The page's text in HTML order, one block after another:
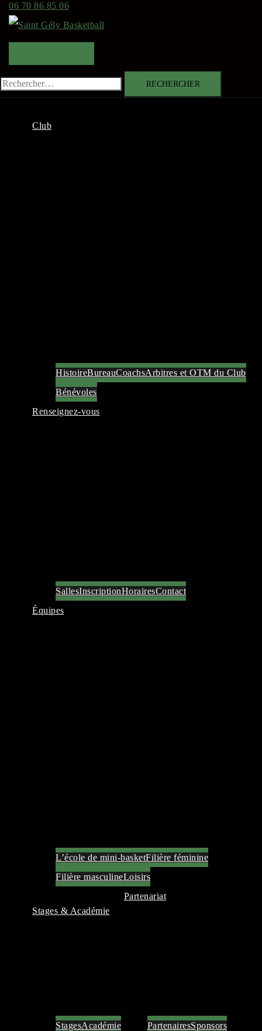
06 70 86 85 06
Rechercher :
Club
HistoireBureauCoachsArbitres et OTM du Club
Bénévoles
Renseignez-vous
SallesInscriptionHorairesContact
Équipes
L’école de mini-basketFilière féminine
Filière masculineLoisirs
Stages & Académie
StagesAcadémie
Partenariat
PartenairesSponsors